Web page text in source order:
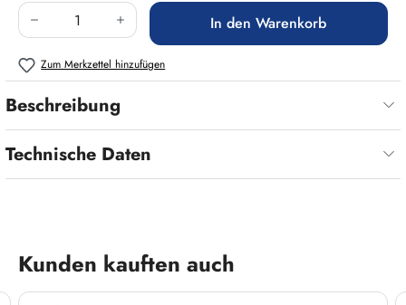
Produkt Anzahl: Gib den gewünschten Wert
In den Warenkorb
Zum Merkzettel hinzufügen
Beschreibung
Technische Daten
Produktgalerie überspringen
Kunden kauften auch